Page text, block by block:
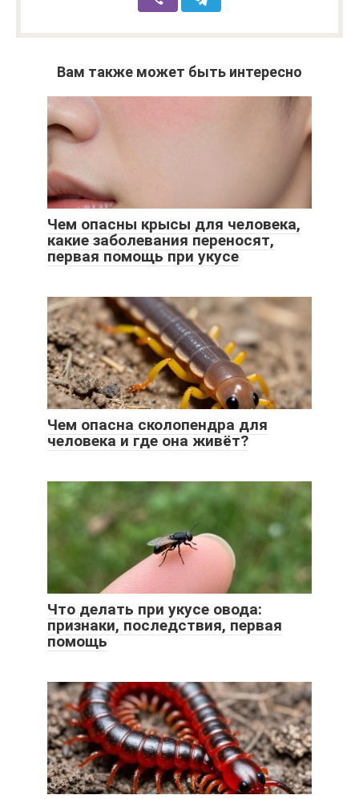
Вам также может быть интересно
Чем опасны крысы для человека,
какие заболевания переносят,
первая помощь при укусе
Чем опасна сколопендра для
человека и где она живёт?
Что делать при укусе овода:
признаки, последствия, первая
помощь